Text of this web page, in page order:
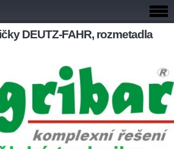
DEUTZ-FAHR, rozmetadla